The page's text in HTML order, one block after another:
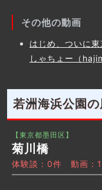
その他の動画
はじめ、ついに
しゃちょー（
若洲海浜公園
【東京都墨田区】
菊川橋
体験談：0件 動画：1